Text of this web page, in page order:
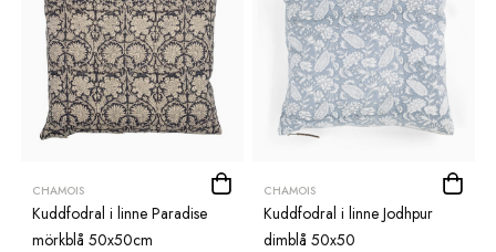
CHAMOIS
Kuddfodral i linne Paradise
mörkblå 50x50cm
CHAMOIS
Kuddfodral i linne Jodhpur
dimblå 50x50